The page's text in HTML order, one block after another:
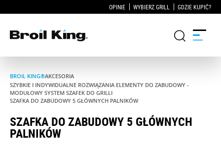
OPINIE WYBIERZ GRILL GDZIE KUPIĆ?
Grille
Akcesoria do grillowania
BROIL KING®AKCESORIA
SZYBKIE I INDYWIDUALNE ROZWIĄZANIA ELEMENTY DO ZABUDOWY -
MODUŁOWY SYSTEM SZAFEK DO GRILLI
SZAFKA DO ZABUDOWY 5 GŁÓWNYCH PALNIKÓW
SZAFKA DO ZABUDOWY 5 GŁÓWNYCH
PALNIKÓW